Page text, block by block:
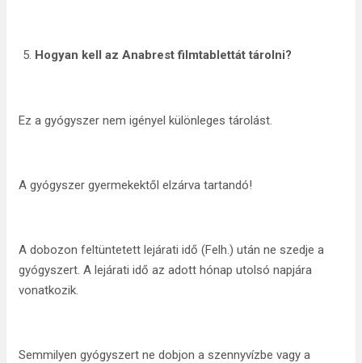
Hogyan kell az Anabrest filmtablettát tárolni?
Ez a gyógyszer nem igényel különleges tárolást.
A gyógyszer gyermekektől elzárva tartandó!
A dobozon feltüntetett lejárati idő (Felh.) után ne szedje a
gyógyszert. A lejárati idő az adott hónap utolsó napjára
vonatkozik.
Semmilyen gyógyszert ne dobjon a szennyvízbe vagy a